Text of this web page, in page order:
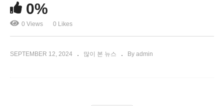
0%
0 Views 0 Likes
SEPTEMBER 12, 2024 많이 본 뉴스 By admin